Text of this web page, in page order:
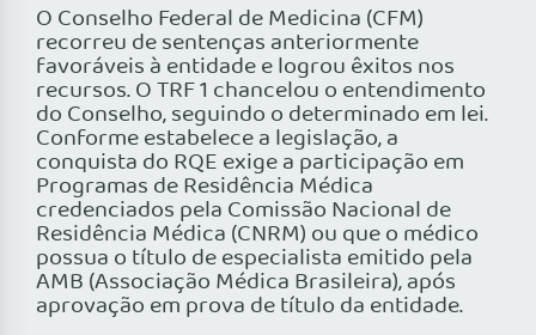
O Conselho Federal de Medicina (CFM)
recorreu de sentenças anteriormente
favoráveis à entidade e logrou êxitos nos
recursos. O TRF 1 chancelou o entendimento
do Conselho, seguindo o determinado em lei.
Conforme estabelece a legislação, a
conquista do RQE exige a participação em
Programas de Residência Médica
credenciados pela Comissão Nacional de
Residência Médica (CNRM) ou que o médico
possua o título de especialista emitido pela
AMB (Associação Médica Brasileira), após
aprovação em prova de título da entidade.